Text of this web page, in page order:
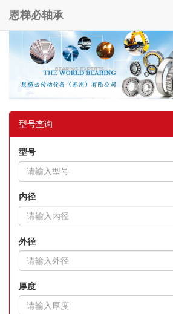
恩梯必轴承
型号查询
型号
内径
外径
厚度